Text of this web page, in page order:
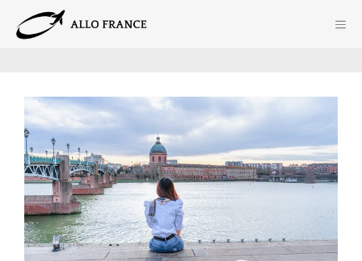
contenu